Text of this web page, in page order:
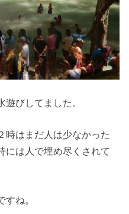
びしてました。
時はまだ人は少なかった
には人で埋め尽くされて
ね。